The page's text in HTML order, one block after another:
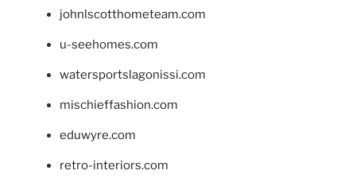
johnlscotthometeam.com
u-seehomes.com
watersportslagonissi.com
mischieffashion.com
eduwyre.com
retro-interiors.com